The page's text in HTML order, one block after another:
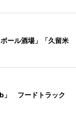
ール酒場」「久留米
」 フードトラック